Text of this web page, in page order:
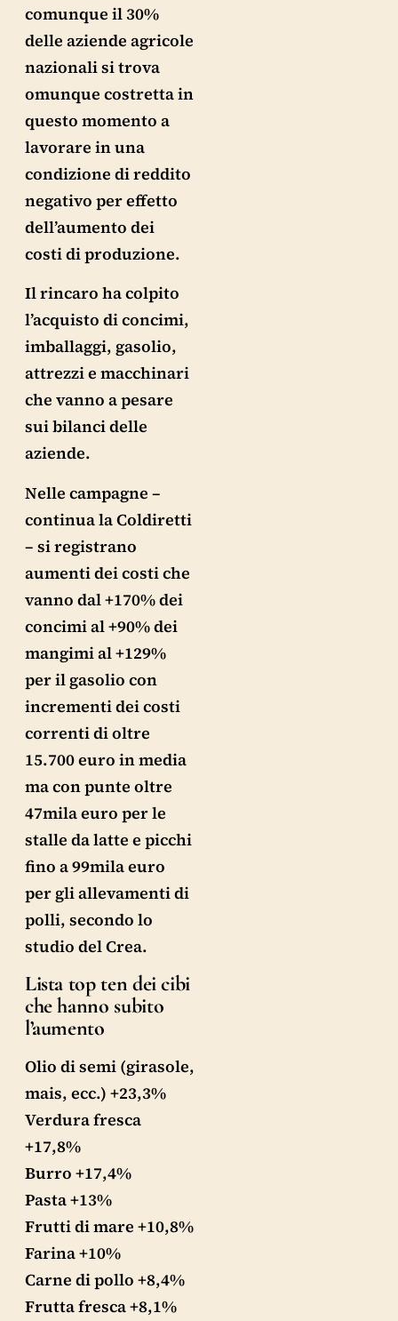
comunque il 30%
delle aziende agricole
nazionali si trova
omunque costretta in
questo momento a
lavorare in una
condizione di reddito
negativo per effetto
dell’aumento dei
costi di produzione.
Il rincaro ha colpito
l’acquisto di concimi,
imballaggi, gasolio,
attrezzi e macchinari
che vanno a pesare
sui bilanci delle
aziende.
Nelle campagne –
continua la Coldiretti
– si registrano
aumenti dei costi che
vanno dal +170% dei
concimi al +90% dei
mangimi al +129%
per il gasolio con
incrementi dei costi
correnti di oltre
15.700 euro in media
ma con punte oltre
47mila euro per le
stalle da latte e picchi
fino a 99mila euro
per gli allevamenti di
polli, secondo lo
studio del Crea.
Lista top ten dei cibi
che hanno subito
l’aumento
Olio di semi (girasole,
mais, ecc.) +23,3%
Verdura fresca
+17,8%
Burro +17,4%
Pasta +13%
Frutti di mare +10,8%
Farina +10%
Carne di pollo +8,4%
Frutta fresca +8,1%